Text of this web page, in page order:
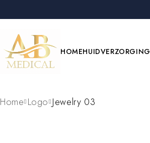
HOMEHUIDVERZORGING
Home Logo Jewelry 03